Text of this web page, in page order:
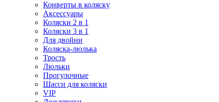
Конверты в коляску
Аксессуары
Коляски 2 в 1
Коляски 3 в 1
Для двойни
Коляска-люлька
Трость
Люльки
Прогулочные
Шасси для коляски
VIP